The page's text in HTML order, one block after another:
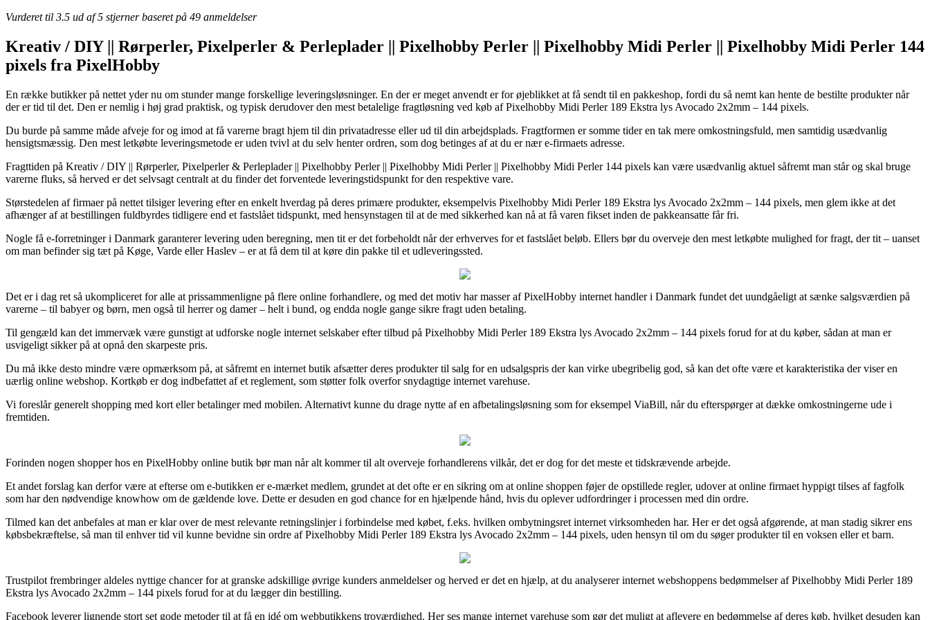
Vurderet til 3.5 ud af 5 stjerner baseret på 49 anmeldelser
Kreativ / DIY || Rørperler, Pixelperler & Perleplader || Pixelhobby Perler || Pixelhobby Midi Perler || Pixelhobby Midi Perler 144
pixels fra PixelHobby
En række butikker på nettet yder nu om stunder mange forskellige leveringsløsninger. En der er meget anvendt er for øjeblikket at få sendt til en pakkeshop, fordi du så nemt kan hente de bestilte produkter når
der er tid til det. Den er nemlig i høj grad praktisk, og typisk derudover den mest betalelige fragtløsning ved køb af Pixelhobby Midi Perler 189 Ekstra lys Avocado 2x2mm – 144 pixels.
Du burde på samme måde afveje for og imod at få varerne bragt hjem til din privatadresse eller ud til din arbejdsplads. Fragtformen er somme tider en tak mere omkostningsfuld, men samtidig usædvanlig
hensigtsmæssig. Den mest letkøbte leveringsmetode er uden tvivl at du selv henter ordren, som dog betinges af at du er nær e-firmaets adresse.
Fragttiden på Kreativ / DIY || Rørperler, Pixelperler & Perleplader || Pixelhobby Perler || Pixelhobby Midi Perler || Pixelhobby Midi Perler 144 pixels kan være usædvanlig aktuel såfremt man står og skal bruge
varerne fluks, så herved er det selvsagt centralt at du finder det forventede leveringstidspunkt for den respektive vare.
Størstedelen af firmaer på nettet tilsiger levering efter en enkelt hverdag på deres primære produkter, eksempelvis Pixelhobby Midi Perler 189 Ekstra lys Avocado 2x2mm – 144 pixels, men glem ikke at det
afhænger af at bestillingen fuldbyrdes tidligere end et fastslået tidspunkt, med hensynstagen til at de med sikkerhed kan nå at få varen fikset inden de pakkeansatte får fri.
Nogle få e-forretninger i Danmark garanterer levering uden beregning, men tit er det forbeholdt når der erhverves for et fastslået beløb. Ellers bør du overveje den mest letkøbte mulighed for fragt, der tit – uanset
om man befinder sig tæt på Køge, Varde eller Haslev – er at få dem til at køre din pakke til et udleveringssted.
Det er i dag ret så ukompliceret for alle at prissammenligne på flere online forhandlere, og med det motiv har masser af PixelHobby internet handler i Danmark fundet det uundgåeligt at sænke salgsværdien på
varerne – til babyer og børn, men også til herrer og damer – helt i bund, og endda nogle gange sikre fragt uden betaling.
Til gengæld kan det immervæk være gunstigt at udforske nogle internet selskaber efter tilbud på Pixelhobby Midi Perler 189 Ekstra lys Avocado 2x2mm – 144 pixels forud for at du køber, sådan at man er
usvigeligt sikker på at opnå den skarpeste pris.
Du må ikke desto mindre være opmærksom på, at såfremt en internet butik afsætter deres produkter til salg for en udsalgspris der kan virke ubegribelig god, så kan det ofte være et karakteristika der viser en
uærlig online webshop. Kortkøb er dog indbefattet af et reglement, som støtter folk overfor snydagtige internet varehuse.
Vi foreslår generelt shopping med kort eller betalinger med mobilen. Alternativt kunne du drage nytte af en afbetalingsløsning som for eksempel ViaBill, når du efterspørger at dække omkostningerne ude i
fremtiden.
Forinden nogen shopper hos en PixelHobby online butik bør man når alt kommer til alt overveje forhandlerens vilkår, det er dog for det meste et tidskrævende arbejde.
Et andet forslag kan derfor være at efterse om e-butikken er e-mærket medlem, grundet at det ofte er en sikring om at online shoppen føjer de opstillede regler, udover at online firmaet hyppigt tilses af fagfolk
som har den nødvendige knowhow om de gældende love. Dette er desuden en god chance for en hjælpende hånd, hvis du oplever udfordringer i processen med din ordre.
Tilmed kan det anbefales at man er klar over de mest relevante retningslinjer i forbindelse med købet, f.eks. hvilken ombytningsret internet virksomheden har. Her er det også afgørende, at man stadig sikrer ens
købsbekræftelse, så man til enhver tid vil kunne bevidne sin ordre af Pixelhobby Midi Perler 189 Ekstra lys Avocado 2x2mm – 144 pixels, uden hensyn til om du søger produkter til en voksen eller et barn.
Trustpilot frembringer aldeles nyttige chancer for at granske adskillige øvrige kunders anmeldelser og herved er det en hjælp, at du analyserer internet webshoppens bedømmelser af Pixelhobby Midi Perler 189
Ekstra lys Avocado 2x2mm – 144 pixels forud for at du lægger din bestilling.
Facebook leverer lignende stort set gode metoder til at få en idé om webbutikkens troværdighed. Her ses mange internet varehuse som gør det muligt at aflevere en bedømmelse af deres køb, hvilket desuden kan